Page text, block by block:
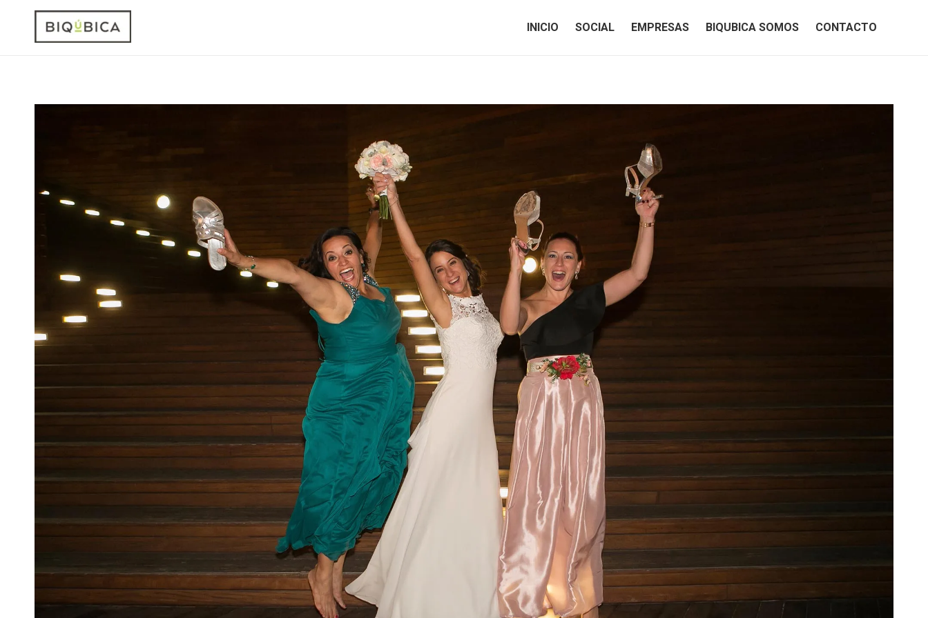
INICIO SOCIAL EMPRESAS BIQUBICA SOMOS CONTACTO
INICIO SOCIAL EMPRESAS BIQUBICA SOMOS CONTACTO